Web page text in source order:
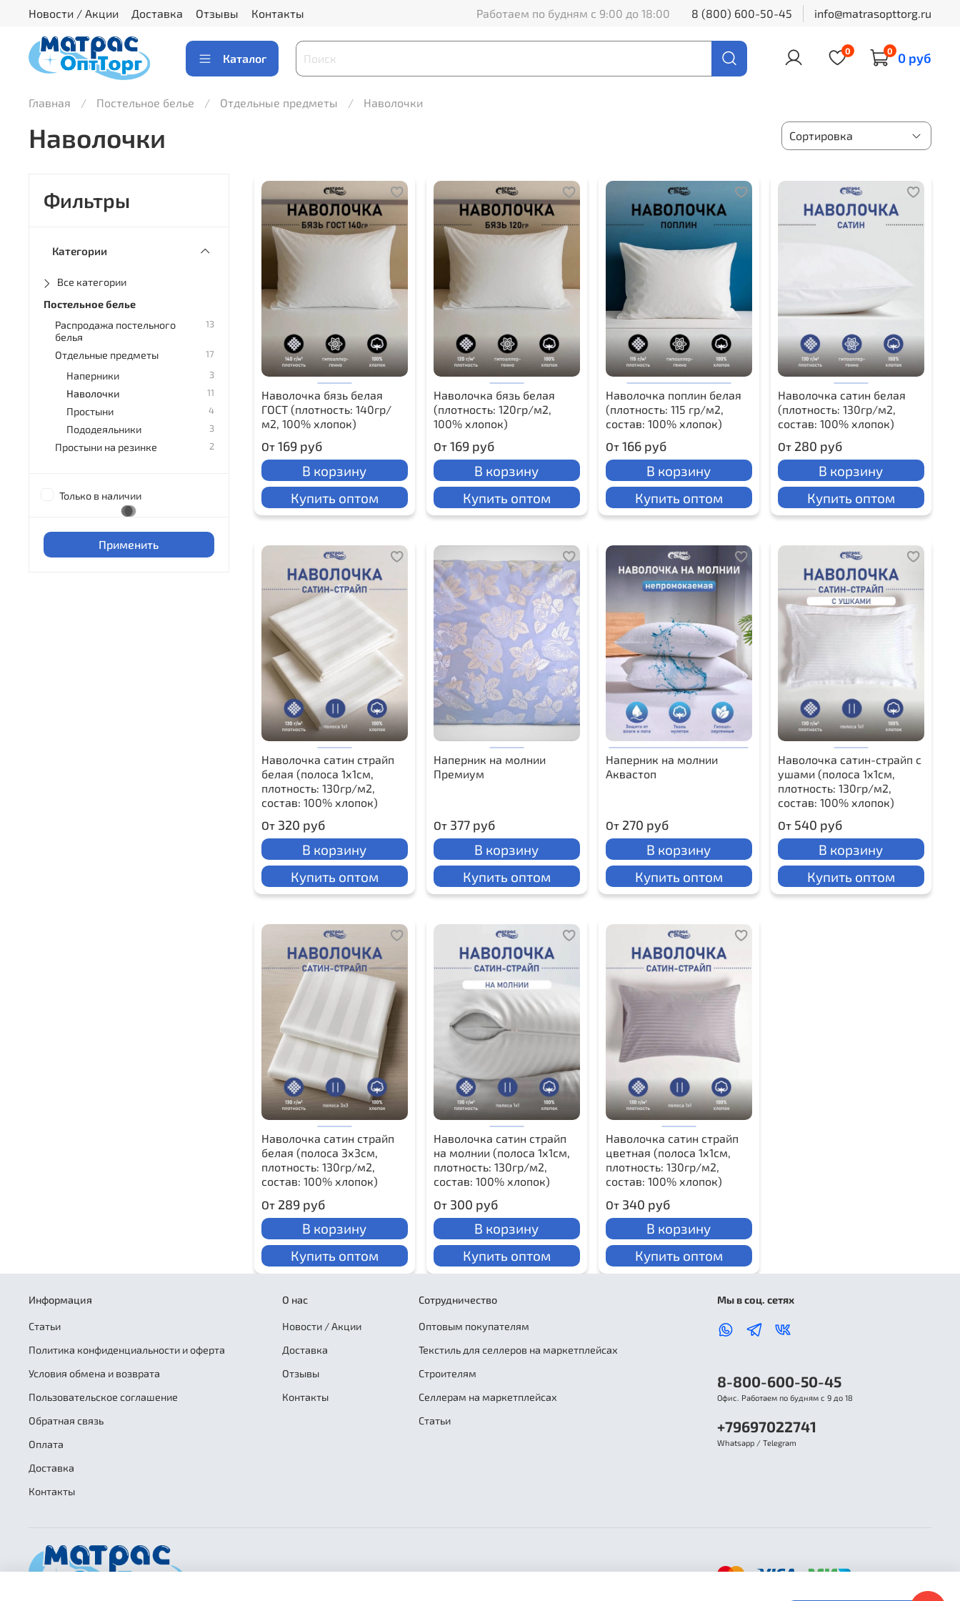
Новости / Акции Доставка Отзывы Контакты Работаем по будням с 9:00 до 18:00 8 (800) 600-50-45 info@matrasopttorg.ru
Каталог
0 0 0 руб
Главная Постельное белье Отдельные предметы Наволочки
Наволочки
Наволочка бязь белая
ГОСТ (плотность: 140гр/
м2, 100% хлопок)
От 169 руб
В корзину
Купить оптом
Наволочка бязь белая
(плотность: 120гр/м2,
100% хлопок)
От 169 руб
В корзину
Купить оптом
Наволочка поплин белая
(плотность: 115 гр/м2,
состав: 100% хлопок)
От 166 руб
В корзину
Купить оптом
Наволочка сатин белая
(плотность: 130гр/м2,
состав: 100% хлопок)
От 280 руб
В корзину
Купить оптом
Наволочка сатин страйп
белая (полоса 1х1см,
плотность: 130гр/м2,
состав: 100% хлопок)
От 320 руб
В корзину
Купить оптом
Наперник на молнии
Премиум
От 377 руб
В корзину
Купить оптом
Наперник на молнии
Аквастоп
От 270 руб
В корзину
Купить оптом
Наволочка сатин-страйп с
ушами (полоса 1х1см,
плотность: 130гр/м2,
состав: 100% хлопок)
От 540 руб
В корзину
Купить оптом
Наволочка сатин страйп
белая (полоса 3х3см,
плотность: 130гр/м2,
состав: 100% хлопок)
От 289 руб
В корзину
Купить оптом
Наволочка сатин страйп
на молнии (полоса 1х1см,
плотность: 130гр/м2,
состав: 100% хлопок)
От 300 руб
В корзину
Купить оптом
Наволочка сатин страйп
цветная (полоса 1х1см,
плотность: 130гр/м2,
состав: 100% хлопок)
От 340 руб
В корзину
Купить оптом
Фильтры
Категории
Все категории
Постельное белье
Распродажа постельного
белья
13
Отдельные предметы 17
Наперники 3
Наволочки 11
Простыни 4
Пододеяльники 3
Простыни на резинке 2
Только в наличии
Применить
Информация
Статьи
Политика конфиденциальности и оферта
Условия обмена и возврата
Пользовательское соглашение
Обратная связь
Оплата
Доставка
Контакты
О нас
Новости / Акции
Доставка
Отзывы
Контакты
Сотрудничество
Оптовым покупателям
Текстиль для селлеров на маркетплейсах
Строителям
Селлерам на маркетплейсах
Статьи
Мы в соц. сетях
8-800-600-50-45
Офис. Работаем по будням с 9 до 18
+79697022741
Whatsapp / Telegram